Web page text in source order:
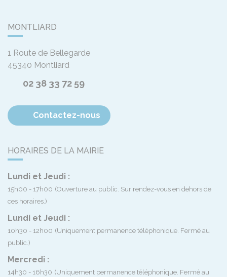
MONTLIARD
1 Route de Bellegarde
45340 Montliard
02 38 33 72 59
Contactez-nous
HORAIRES DE LA MAIRIE
Lundi et Jeudi :
15h00 - 17h00 (Ouverture au public. Sur rendez-vous en dehors de
ces horaires.)
Lundi et Jeudi :
10h30 - 12h00 (Uniquement permanence téléphonique. Fermé au
public.)
Mercredi :
14h30 - 16h30 (Uniquement permanence téléphonique. Fermé au